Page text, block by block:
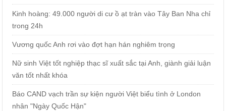
Kinh hoàng: 49.000 người di cư ồ ạt tràn vào Tây Ban Nha chỉ
trong 24h
Vương quốc Anh rơi vào đợt hạn hán nghiêm trọng
Nữ sinh Việt tốt nghiệp thạc sĩ xuất sắc tại Anh, giành giải luận
văn tốt nhất khóa
Báo CAND vạch trần sự kiện người Việt biểu tình ở London
nhân "Ngày Quốc Hận"